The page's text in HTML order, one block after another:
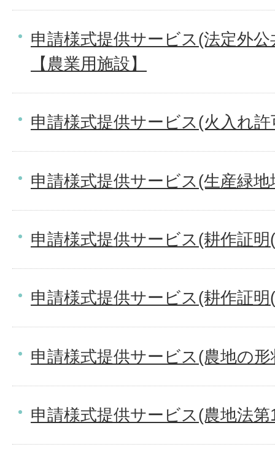
申請様式提供サービス(法定外
【農業用施設】
申請様式提供サービス(火入れ
申請様式提供サービス(生産緑
申請様式提供サービス(耕作証
申請様式提供サービス(耕作証
申請様式提供サービス(農地の
申請様式提供サービス(農地法